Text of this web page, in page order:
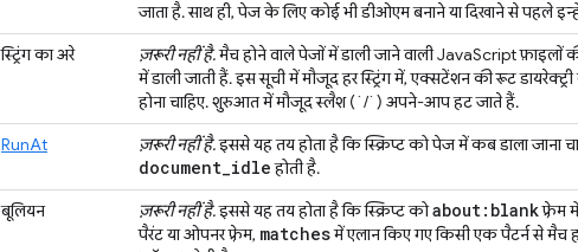
जाता है. साथ ही, पेज के लिए कोई भी डीओएम बनाने या दिखाने से पहले इन्हें
स्ट्रिंग का अरे ज़रूरी नहीं है.मैच होने वाले पेजों में डाली जाने वाली JavaScript
में डाली जाती हैं. इस सूची में मौजूद हर स्ट्रिंग में, एक्सटेंशन की रूट
होना चाहिए. शुरुआत में मौजूद स्लैश (`/`) अपने-आप हट जाते हैं.
RunAt ज़रूरी नहीं है.इससे यह तय होता है कि स्क्रिप्ट को पेज में कब डाला जाना
document_idleहोती है.
बूलियन ज़रूरी नहीं है.इससे यह तय होता है कि स्क्रिप्ट कोabout:blankफ़्रेम
पैरंट या ओपनर फ़्रेम, matchesमें एलान किए गए किसी एक पैटर्न से मैच